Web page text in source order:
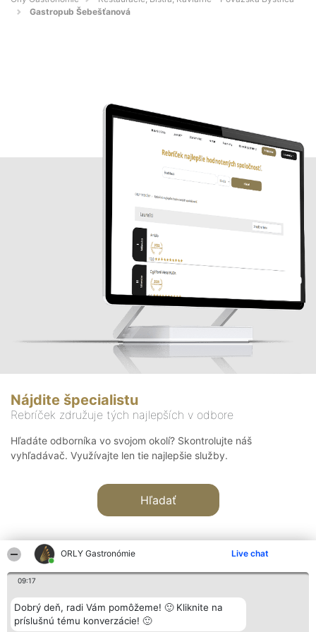
ORLY Gastronómie Live chat
09:17
Dobrý deň, radi Vám pomôžeme! 🙂 Kliknite na
príslušnú tému konverzácie! 🙂
Gastropub Šebešťanová
Nájdite špecialistu
Rebríček združuje tých najlepších v odbore
Hľadáte odborníka vo svojom okolí? Skontrolujte náš
vyhľadávač. Využívajte len tie najlepšie služby.
Hľadať
Organizátor hodnotenia
Bright Side Solutions sp. z o.
o. sp. k.
Hodnotenie
Laureáti
Lista
Kontakt
Kontakt